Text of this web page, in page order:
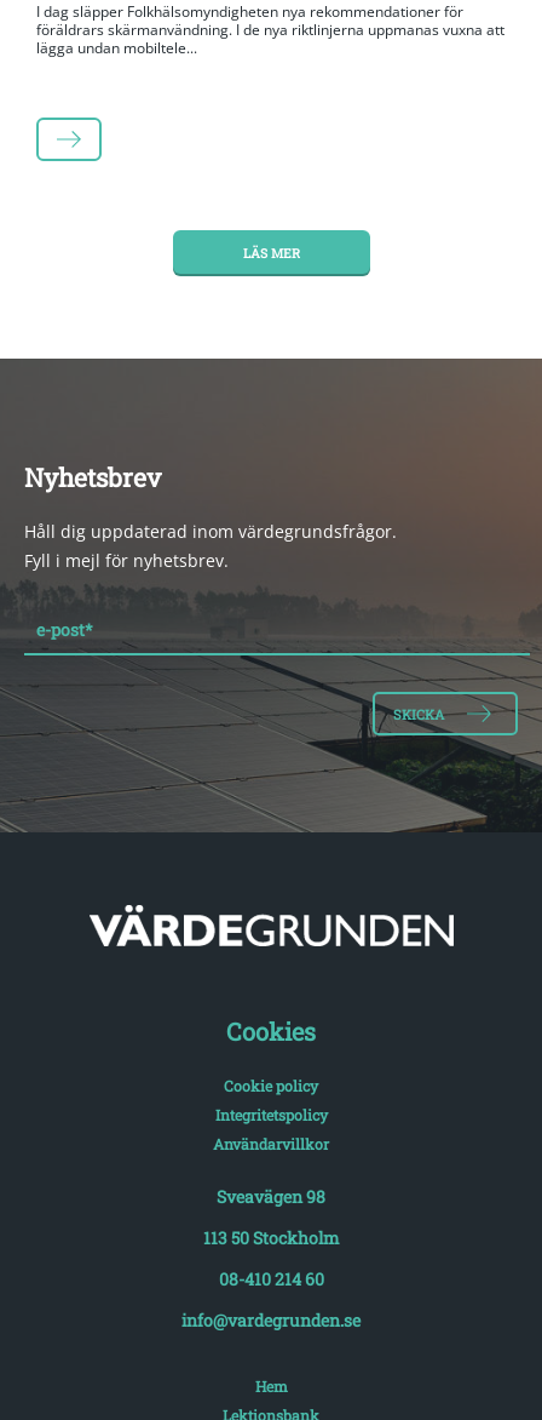
I dag släpper Folkhälsomyndigheten nya rekommendationer för
föräldrars skärmanvändning. I de nya riktlinjerna uppmanas vuxna att
lägga undan mobiltele...
LÄS MER
LÄS MER
Nyhetsbrev
Håll dig uppdaterad inom värdegrundsfrågor.
Fyll i mejl för nyhetsbrev.
e-post*
Cookies
Cookie policy
Integritetspolicy
Användarvillkor
Sveavägen 98
113 50 Stockholm
08-410 214 60
info@vardegrunden.se
Hem
Lektionsbank